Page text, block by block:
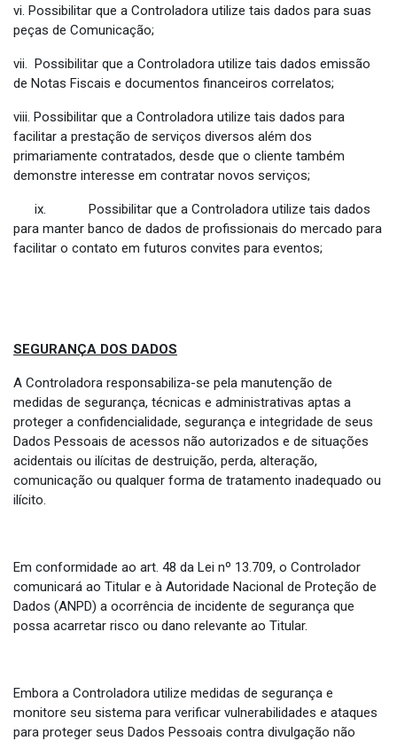
vi. Possibilitar que a Controladora utilize tais dados para suas
peças de Comunicação;
vii. Possibilitar que a Controladora utilize tais dados emissão
de Notas Fiscais e documentos financeiros correlatos;
viii. Possibilitar que a Controladora utilize tais dados para
facilitar a prestação de serviços diversos além dos
primariamente contratados, desde que o cliente também
demonstre interesse em contratar novos serviços;
ix. Possibilitar que a Controladora utilize tais dados
para manter banco de dados de profissionais do mercado para
facilitar o contato em futuros convites para eventos;
SEGURANÇA DOS DADOS
A Controladora responsabiliza-se pela manutenção de
medidas de segurança, técnicas e administrativas aptas a
proteger a confidencialidade, segurança e integridade de seus
Dados Pessoais de acessos não autorizados e de situações
acidentais ou ilícitas de destruição, perda, alteração,
comunicação ou qualquer forma de tratamento inadequado ou
ilícito.
Em conformidade ao art. 48 da Lei nº 13.709, o Controlador
comunicará ao Titular e à Autoridade Nacional de Proteção de
Dados (ANPD) a ocorrência de incidente de segurança que
possa acarretar risco ou dano relevante ao Titular.
Embora a Controladora utilize medidas de segurança e
monitore seu sistema para verificar vulnerabilidades e ataques
para proteger seus Dados Pessoais contra divulgação não